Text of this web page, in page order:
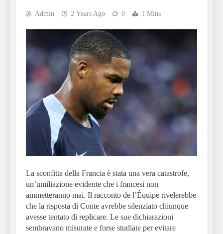
Admin 2 Years Ago 0 1 Mins
La sconfitta della Francia è stata una vera catastrofe,
un’umiliazione evidente che i francesi non
ammetteranno mai. Il racconto de l’Équipe rivelerebbe
che la risposta di Conte avrebbe silenziato chiunque
avesse tentato di replicare. Le sue dichiarazioni
sembravano misurate e forse studiate per evitare